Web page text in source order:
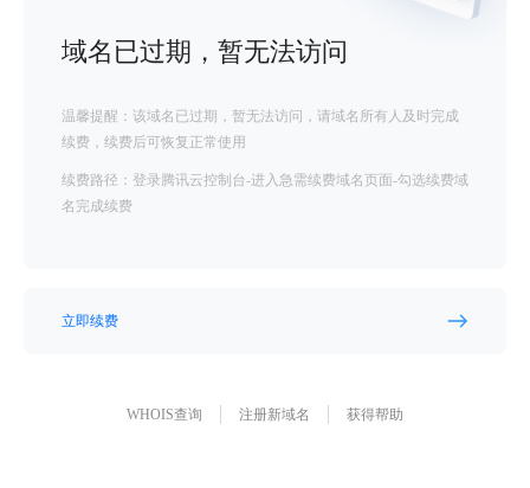
域名已过期，暂无法访问
温馨提醒：该域名已过期，暂无法访问，请域名所有人及时完成
续费，续费后可恢复正常使用
续费路径：登录腾讯云控制台-进入急需续费域名页面-勾选续费域
名完成续费
立即续费
WHOIS查询 注册新域名 获得帮助